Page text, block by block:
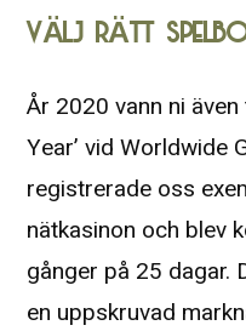
VÄLJ RÄTT
År 2020 vann ni
Year’ vid Worldwide
registrerade oss
nätkasinon och blev
gånger på 25 dagar.
en uppskruvad